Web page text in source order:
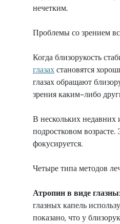
нечетким.
Проблемы со зрением
Когда близорукость
глазахстановятся
глазах обращают
зрения каким-либо
В нескольких недавних
подростковом
фокусируется.
Четыре типа методов
Атропин в виде
глазных капель
показано, что у